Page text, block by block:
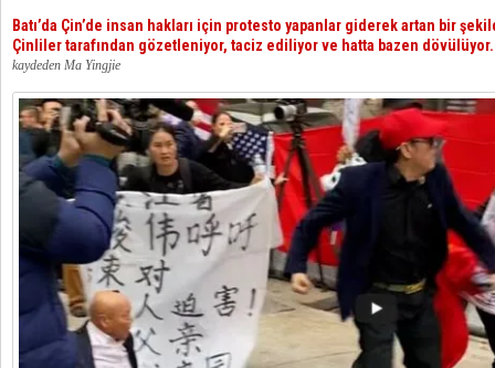
Batı’da Çin’de insan hakları için protesto yapanlar giderek artan bir
Çinliler tarafından gözetleniyor, taciz ediliyor ve hatta bazen dövülüyor.
kaydeden Ma Yingjie